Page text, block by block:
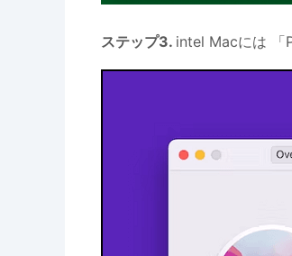
ステップ3. intel Macには 「